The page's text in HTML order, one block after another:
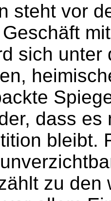
steht vor
sich
dass
bleibt.
zu den